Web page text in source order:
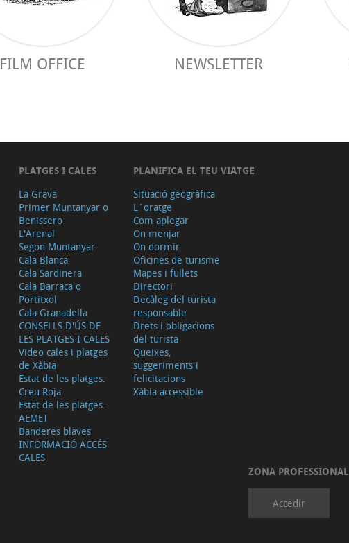
FILM OFFICE NEWSLETTER
PLATGES I CALES
La Grava
Primer Muntanyar o
Benissero
L'Arenal
Segon Muntanyar
Cala Blanca
Cala Sardinera
Cala Barraca o
Portitxol
Cala Granadella
CONSELLS D'ÚS DE
LES PLATGES I CALES
Video cales i platges
de Xàbia
Estat de les platges.
Creu Roja
Estat de les platges.
AEMET
Banderes blaves
INFORMACIÓ ACCÉS
CALES
PLANIFICA EL TEU VIATGE
Situació geogràfica
L´oratge
Com aplegar
On menjar
On dormir
Oficines de turisme
Mapes i fullets
Directori
Decàleg del turista
responsable
Drets i obligacions
del turista
Queixes,
suggeriments i
felicitacions
Xàbia accessible
ZONA PROFESSIONAL
Accedir